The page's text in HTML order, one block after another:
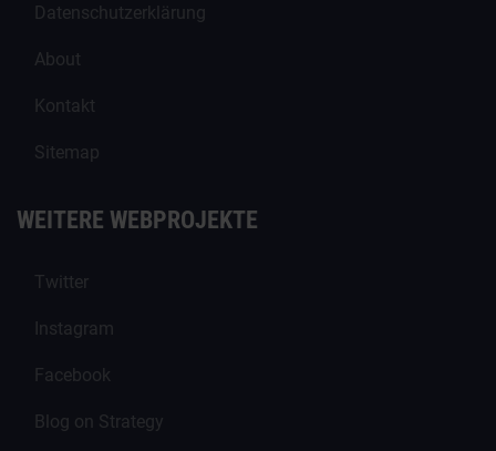
Datenschutzerklärung
About
Kontakt
Sitemap
WEITERE WEBPROJEKTE
Twitter
Instagram
Facebook
Blog on Strategy